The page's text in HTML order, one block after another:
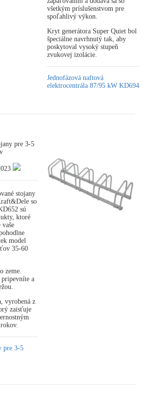
všetkým príslušenstvom pre
spoľahlivý výkon.
Kryt generátora Super Quiet bol
špeciálne navrhnutý tak, aby
poskytoval vysoký stupeň
zvukovej izolácie.
Jednofázová naftová
elektrocentrála 87/95 kW KD694
pre 3-5
stojany
so
sú
ktoré
model
35-60
zeme.
a
vyrobená z
zaisťuje
pre 3-5